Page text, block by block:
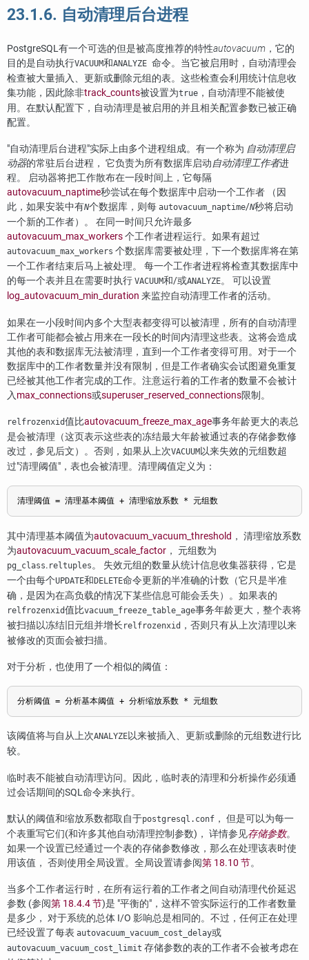
23.1.6. 自动清理后台进程
PostgreSQL有一个可选的但是被高度推荐的特性autovacuum ，它的
目的是自动执行VACUUM和ANALYZE 命令。当它被启用时，自动清理会
检查被大量插入、更新或删除元组的表。这些检查会利用统计信息收
集功能，因此除非track_counts被设置为true ，自动清理不能被使
用。在默认配置下，自动清理是被启用的并且相关配置参数已被正确
配置。
"自动清理后台进程"实际上由多个进程组成。有一个称为 自动清理启
动器的常驻后台进程， 它负责为所有数据库启动自动清理工作者进
程。 启动器将把工作散布在一段时间上，它每隔
autovacuum_naptime秒尝试在每个数据库中启动一个工作者 （因
此，如果安装中有N个数据库，则每 autovacuum_naptime/N秒将启动
一个新的工作者）。 在同一时间只允许最多
autovacuum_max_workers个工作者进程运行。如果有超过
autovacuum_max_workers 个数据库需要被处理，下一个数据库将在第
一个工作者结束后马上被处理。 每一个工作者进程将检查其数据库中
的每一个表并且在需要时执行 VACUUM和/或ANALYZE。 可以设置
log_autovacuum_min_duration 来监控自动清理工作者的活动。
如果在一小段时间内多个大型表都变得可以被清理，所有的自动清理
工作者可能都会被占用来在一段长的时间内清理这些表。这将会造成
其他的表和数据库无法被清理，直到一个工作者变得可用。对于一个
数据库中的工作者数量并没有限制，但是工作者确实会试图避免重复
已经被其他工作者完成的工作。注意运行着的工作者的数量不会被计
入max_connections或superuser_reserved_connections限制。
relfrozenxid值比autovacuum_freeze_max_age事务年龄更大的表总
是会被清理（这页表示这些表的冻结最大年龄被通过表的存储参数修
改过，参见后文）。否则，如果从上次VACUUM 以来失效的元组数超
过"清理阈值" ，表也会被清理。清理阈值定义为：
清理阈值 = 清理基本阈值 + 清理缩放系数 * 元组数
其中清理基本阈值为autovacuum_vacuum_threshold ， 清理缩放系数
为autovacuum_vacuum_scale_factor ， 元组数为
pg_class. reltuples。 失效元组的数量从统计信息收集器获得，它是
一个由每个UPDATE和DELETE命令更新的半准确的计数（它只是半准
确，是因为在高负载的情况下某些信息可能会丢失）。如果表的
relfrozenxid值比vacuum_freeze_table_age事务年龄更大，整个表将
被扫描以冻结旧元组并增长 relfrozenxid ，否则只有从上次清理以来
被修改的页面会被扫描。
对于分析，也使用了一个相似的阈值：
分析阈值 = 分析基本阈值 + 分析缩放系数 * 元组数
该阈值将与自从上次ANALYZE以来被插入、更新或删除的元组数进行比
较。
临时表不能被自动清理访问。因此，临时表的清理和分析操作必须通
过会话期间的SQL命令来执行。
默认的阈值和缩放系数都取自于postgresql.conf ， 但是可以为每一
个表重写它们(和许多其他自动清理控制参数)， 详情参见存储参数。
如果一个设置已经通过一个表的存储参数修改，那么在处理该表时使
用该值， 否则使用全局设置。全局设置请参阅第 18.10 节。
当多个工作者运行时，在所有运行着的工作者之间自动清理代价延迟
参数 (参阅第 18.4.4 节)是 "平衡的" ，这样不管实际运行的工作者数量
是多少， 对于系统的总体 I/O 影响总是相同的。不过，任何正在处理
已经设置了每表 autovacuum_vacuum_cost_delay或
autovacuum_vacuum_cost_limit 存储参数的表的工作者不会被考虑在